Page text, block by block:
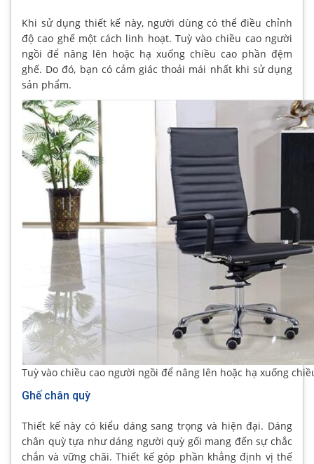
Khi sử dụng thiết kế này, người dùng có thể điều chỉnh
độ cao ghế một cách linh hoạt. Tuỳ vào chiều cao người
ngồi để nâng lên hoặc hạ xuống chiều cao phần đệm
ghế. Do đó, bạn có cảm giác thoải mái nhất khi sử dụng
sản phẩm.
Tuỳ vào chiều cao người ngồi để nâng lên hoặc hạ xuống
Ghế chân quỳ
Thiết kế này có kiểu dáng sang trọng và hiện đại. Dáng
chân quỳ tựa như dáng người quỳ gối mang đến sự chắc
chắn và vững chãi. Thiết kế góp phần khẳng định vị thế